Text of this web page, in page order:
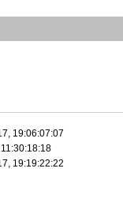
19:06:07:07
19:19:22:22